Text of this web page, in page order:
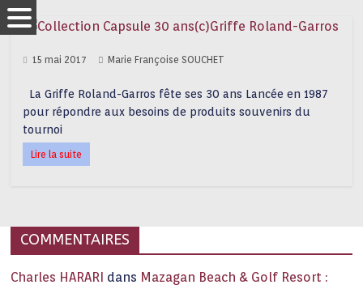
15 mai 2017 Marie Françoise SOUCHET
La Griffe Roland-Garros fête ses 30 ans Lancée en 1987
pour répondre aux besoins de produits souvenirs du
tournoi
Lire la suite
COMMENTAIRES
Charles HARARI dans Mazagan Beach & Golf Resort :